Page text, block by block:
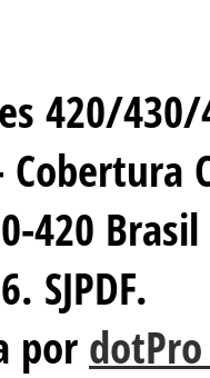
420/
420 Brasil
SJPDF.
por